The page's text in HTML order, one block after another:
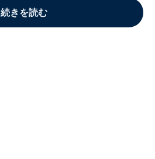
続きを読む